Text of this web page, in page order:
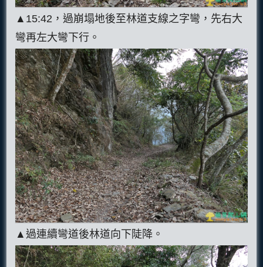
▲15:42，過崩塌地後至林道支線之字彎，先右大
彎再左大彎下行。
▲過連續彎道後林道向下陡降。